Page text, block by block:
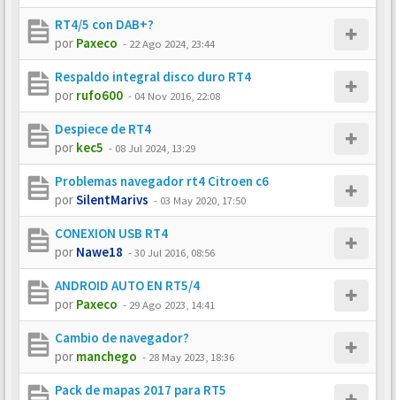
RT4/5 con DAB+?
por Paxeco - 22 Ago 2024, 23:44
Respaldo integral disco duro RT4
por rufo600 - 04 Nov 2016, 22:08
Despiece de RT4
por kec5 - 08 Jul 2024, 13:29
Problemas navegador rt4 Citroen c6
porSilentMarivs - 03 May 2020, 17:50
CONEXION USB RT4
por Nawe18 -30 Jul 2016, 08:56
ANDROID AUTO EN RT5/4
por Paxeco - 29 Ago 2023, 14:41
Cambio de navegador?
por manchego - 28 May 2023, 18:36
Pack de mapas 2017 para RT5